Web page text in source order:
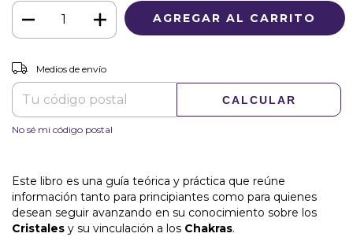
Entregas para el CP:
Medios de envío
CALCULAR
No sé mi código postal
Este libro es una guía teórica y práctica que reúne
información tanto para principiantes como para quienes
desean seguir avanzando en su conocimiento sobre los
Cristales y su vinculación a los Chakras.